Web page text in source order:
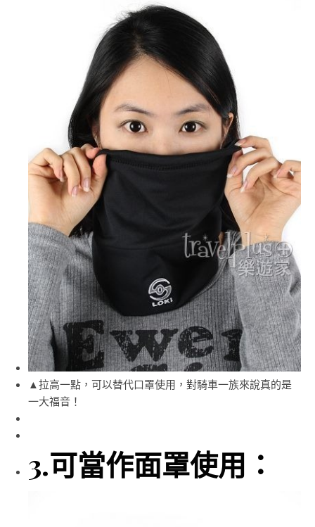
▲拉高一點，可以替代口罩使用，對騎車一族來說真的是
一大福音！
3.可當作面罩使用：